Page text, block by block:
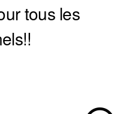
tous les